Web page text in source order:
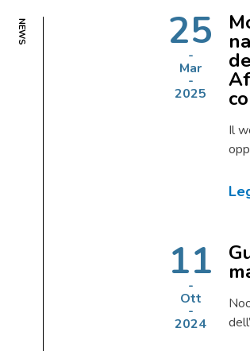
NEWS 25
Mar
2025
Il
11
Ott
2024